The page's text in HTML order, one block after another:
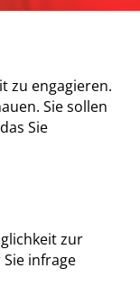
zu engagieren.
Sie sollen
Sie
zur
infrage